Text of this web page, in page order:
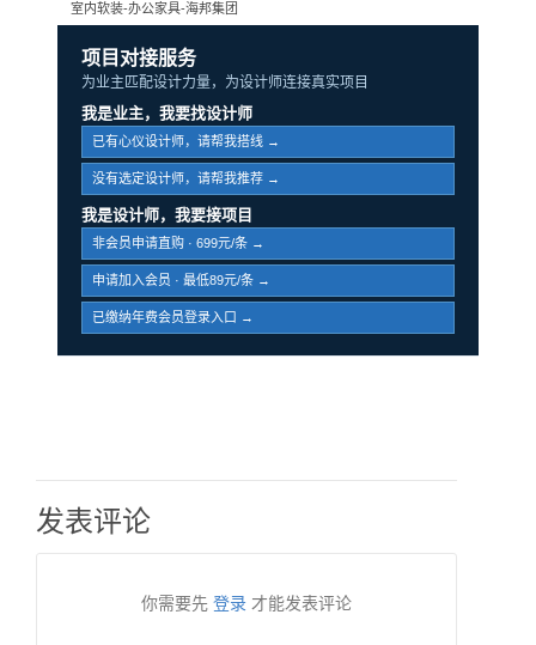
室内软装-办公家具-海邦集团
项目对接服务
为业主匹配设计力量，为设计师连接真实项目
我是业主，我要找设计师
已有心仪设计师，请帮我搭线 →
没有选定设计师，请帮我推荐 →
我是设计师，我要接项目
非会员申请直购 · 699元/条 →
申请加入会员 · 最低89元/条 →
已缴纳年费会员登录入口 →
发表评论
你需要先 登录 才能发表评论